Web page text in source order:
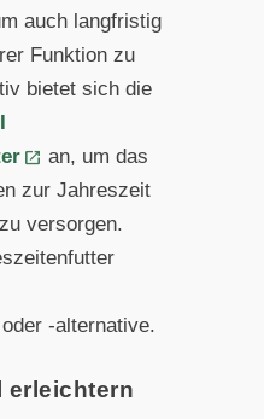
auch langfristig
Funktion zu
bietet sich die
an, um das
zur Jahreszeit
versorgen.
-alternative.
erleichtern